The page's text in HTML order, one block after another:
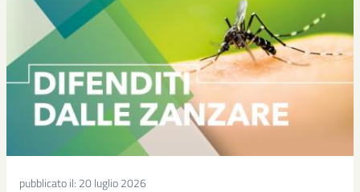
pubblicato il: 20 luglio 2026